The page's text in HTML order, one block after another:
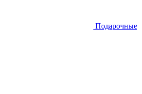
Подарочные